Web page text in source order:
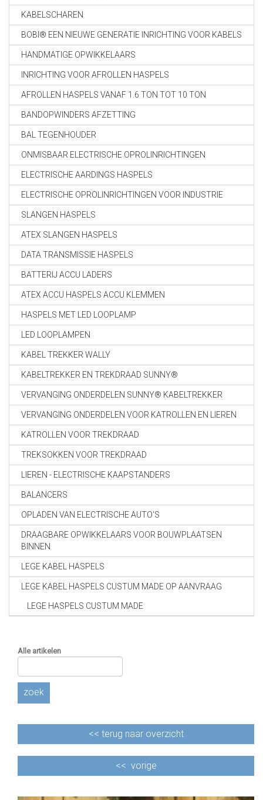
KABELSCHAREN
BOBI® EEN NIEUWE GENERATIE INRICHTING VOOR KABELS
HANDMATIGE OPWIKKELAARS
INRICHTING VOOR AFROLLEN HASPELS
AFROLLEN HASPELS VANAF 1.6 TON TOT 10 TON
BANDOPWINDERS AFZETTING
BAL TEGENHOUDER
ONMISBAAR ELECTRISCHE OPROLINRICHTINGEN
ELECTRISCHE AARDINGS HASPELS
ELECTRISCHE OPROLINRICHTINGEN VOOR INDUSTRIE
SLANGEN HASPELS
ATEX SLANGEN HASPELS
DATA TRANSMISSIE HASPELS
BATTERIJ ACCU LADERS
ATEX ACCU HASPELS ACCU KLEMMEN
HASPELS MET LED LOOPLAMP
LED LOOPLAMPEN
KABEL TREKKER WALLY
KABELTREKKER EN TREKDRAAD SUNNY®
VERVANGING ONDERDELEN SUNNY® KABELTREKKER
VERVANGING ONDERDELEN VOOR KATROLLEN EN LIEREN
KATROLLEN VOOR TREKDRAAD
TREKSOKKEN VOOR TREKDRAAD
LIEREN - ELECTRISCHE KAAPSTANDERS
BALANCERS
OPLADEN VAN ELECTRISCHE AUTO'S
DRAAGBARE OPWIKKELAARS VOOR BOUWPLAATSEN
BINNEN
LEGE KABEL HASPELS
LEGE KABEL HASPELS CUSTUM MADE OP AANVRAAG
LEGE HASPELS CUSTUM MADE
Alle artikelen
zoek
<< terug naar overzicht
<< vorige